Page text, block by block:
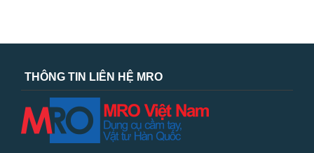
THÔNG TIN LIÊN HỆ MRO